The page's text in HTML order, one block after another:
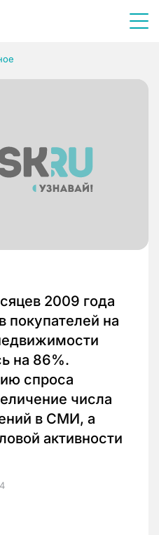
2009 года
покупателей на
на 86%.
спроса
числа
в СМИ, а
активности